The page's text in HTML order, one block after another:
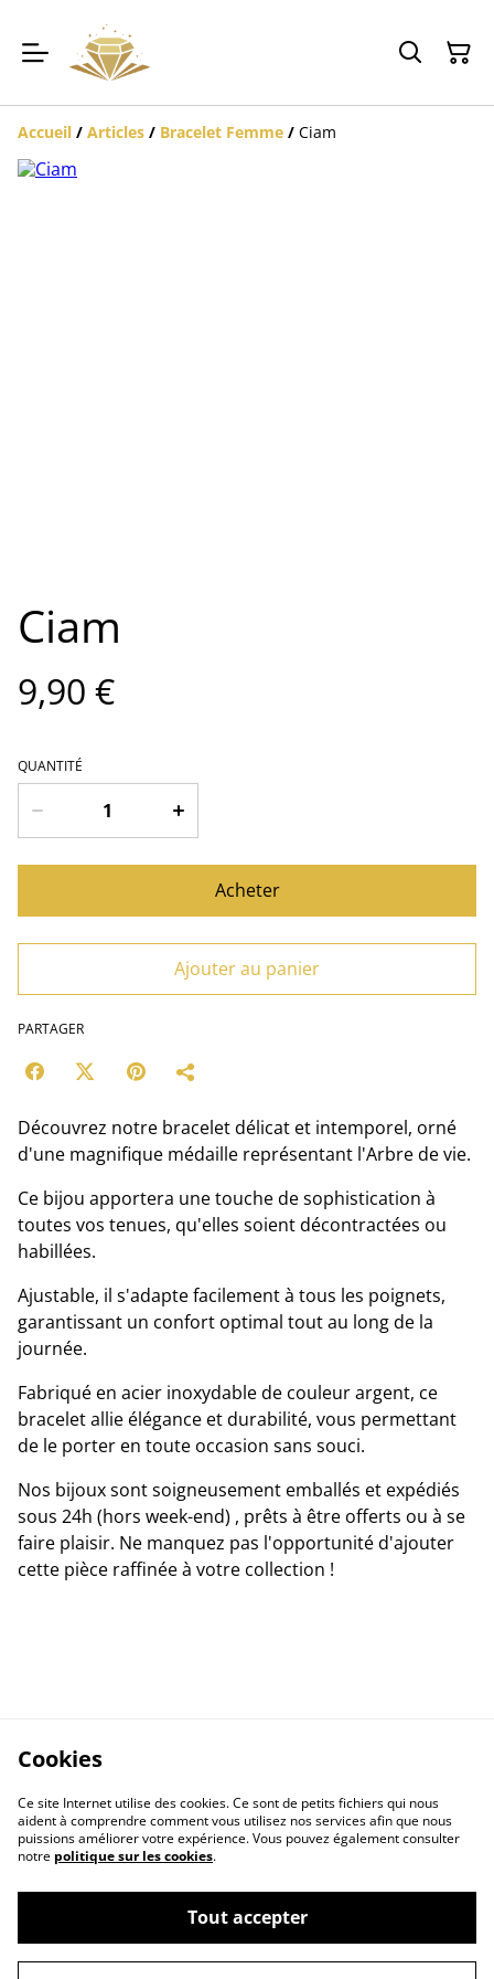
Accueil / Articles / Bracelet Femme / Ciam
Ciam
9,90 €
QUANTITÉ
Acheter
Ajouter au panier
PARTAGER
Découvrez notre bracelet délicat et intemporel, orné
d'une magnifique médaille représentant l'Arbre de vie.
Ce bijou apportera une touche de sophistication à
toutes vos tenues, qu'elles soient décontractées ou
habillées.
Ajustable, il s'adapte facilement à tous les poignets,
garantissant un confort optimal tout au long de la
journée.
Fabriqué en acier inoxydable de couleur argent, ce
bracelet allie élégance et durabilité, vous permettant
de le porter en toute occasion sans souci.
Nos bijoux sont soigneusement emballés et expédiés
sous 24h (hors week-end) , prêts à être offerts ou à se
faire plaisir. Ne manquez pas l'opportunité d'ajouter
cette pièce raffinée à votre collection !
Contactez-nous
Conditions
Politique de
confidentialité
Politique de cookies
Cookies
Ce site Internet utilise des cookies. Ce sont de petits fichiers qui nous
aident à comprendre comment vous utilisez nos services afin que nous
puissions améliorer votre expérience. Vous pouvez également consulter
notre politique sur les cookies.
Tout accepter